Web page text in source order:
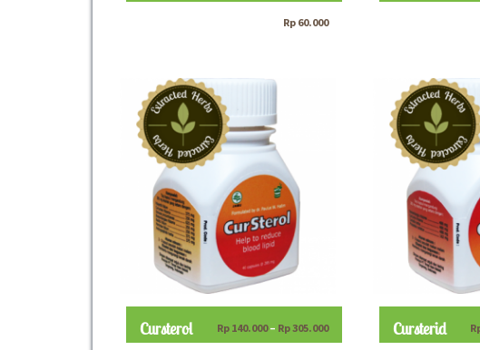
Rp 60.000
Cursterol Rp 140.000– Rp305.000 Cursterid